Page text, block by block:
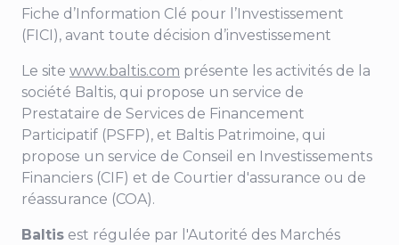
Fiche d’Information Clé pour l’Investissement
(FICI), avant toute décision d’investissement
Le site www.baltis.com présente les activités de la
société Baltis, qui propose un service de
Prestataire de Services de Financement
Participatif (PSFP), et Baltis Patrimoine, qui
propose un service de Conseil en Investissements
Financiers (CIF) et de Courtier d'assurance ou de
réassurance (COA).
Baltis est régulée par l'Autorité des Marchés